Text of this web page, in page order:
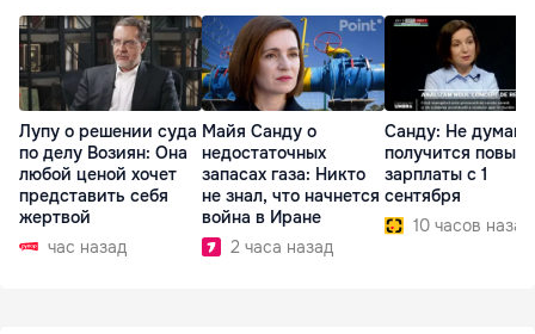
Лупу о решении суда
по делу Возиян: Она
любой ценой хочет
представить себя
жертвой
час назад
Майя Санду о
недостаточных
запасах газа: Никто
не знал, что начнется
война в Иране
2 часа назад
Санду: Не думаю,
получится
зарплаты с 1
сентября
10 часов назад